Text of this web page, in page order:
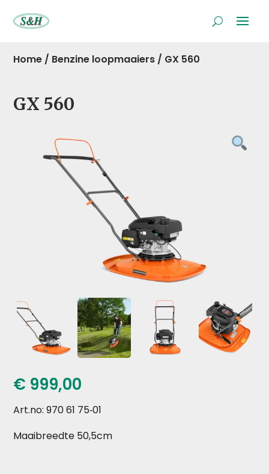
Home / Benzine loopmaaiers / GX 560
GX 560
€ 999,00
Art.no: 970 61 75‑01
Maaibreedte 50,5cm